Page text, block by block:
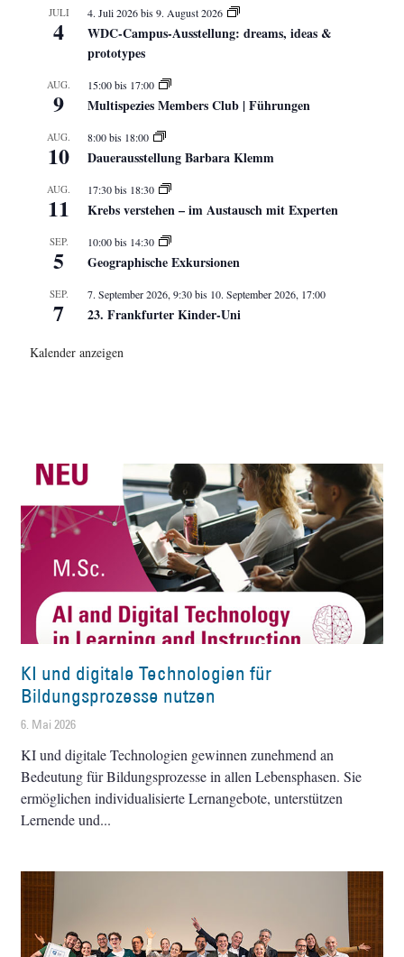
JULI
4
4. Juli 2026bis9. August 2026
WDC-Campus-Ausstellung: dreams, ideas &
prototypes
AUG.
9
15:00bis 17:00
Multispezies Members Club | Führungen
AUG.
10
8:00bis 18:00
Dauerausstellung Barbara Klemm
AUG.
11
17:30bis 18:30
Krebs verstehen – im Austausch mit Experten
SEP.
5
10:00bis 14:30
Geographische Exkursionen
SEP.
7
7. September 2026, 9:30bis 10. September 2026, 17:00
23. Frankfurter Kinder-Uni
Kalender anzeigen
KI und digitale Technologien für
Bildungsprozesse nutzen
6. Mai 2026
KI und digitale Technologien gewinnen zunehmend an
Bedeutung für Bildungsprozesse in allen Lebensphasen. Sie
ermöglichen individualisierte Lernangebote, unterstützen
Lernende und